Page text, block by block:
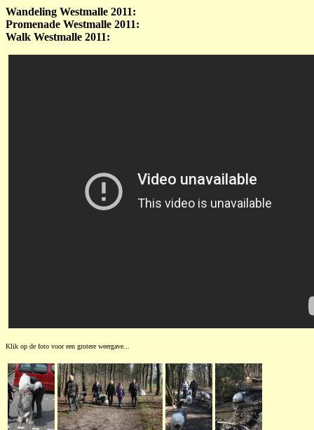
Wandeling Westmalle 2011:
Promenade Westmalle 2011:
Walk Westmalle 2011:
Klik op de foto voor een grotere weergave...